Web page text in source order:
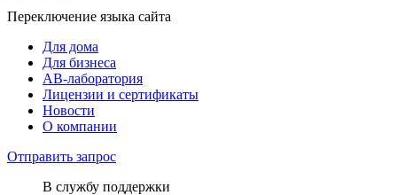
Переключение языка сайта
Для дома
Для бизнеса
АВ-лаборатория
Лицензии и сертификаты
Новости
О компании
Отправить запрос
В службу поддержки